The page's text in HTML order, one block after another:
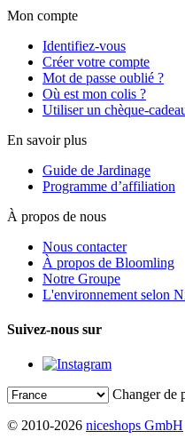
Mon compte
Identifiez-vous
Créer votre compte
Mot de passe oublié ?
Où est mon colis ?
Utiliser un chèque-
En savoir plus
Guide de Jardinage
Programme d’affiliation
À propos de nous
Nous contacter
À propos de Bloomling
Notre Groupe
L'environnement selon
Suivez-nous sur
Changer de
© 2010-2026 niceshops GmbH